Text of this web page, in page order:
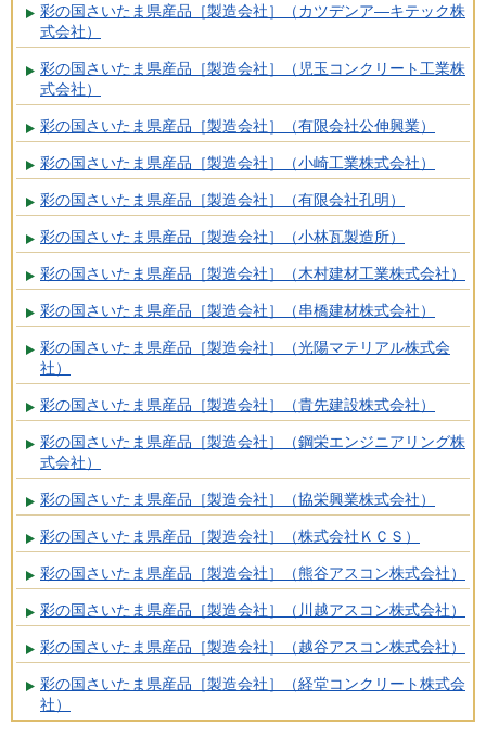
彩の国さいたま県産品［製造会社］（カツデンア―キテック株
式会社）
彩の国さいたま県産品［製造会社］（児玉コンクリート工業株
式会社）
彩の国さいたま県産品［製造会社］（有限会社公伸興業）
彩の国さいたま県産品［製造会社］（小崎工業株式会社）
彩の国さいたま県産品［製造会社］（有限会社孔明）
彩の国さいたま県産品［製造会社］（小林瓦製造所）
彩の国さいたま県産品［製造会社］（木村建材工業株式会社）
彩の国さいたま県産品［製造会社］（串橋建材株式会社）
彩の国さいたま県産品［製造会社］（光陽マテリアル株式会
社）
彩の国さいたま県産品［製造会社］（貴先建設株式会社）
彩の国さいたま県産品［製造会社］（鋼栄エンジニアリング株
式会社）
彩の国さいたま県産品［製造会社］（協栄興業株式会社）
彩の国さいたま県産品［製造会社］（株式会社ＫＣＳ）
彩の国さいたま県産品［製造会社］（熊谷アスコン株式会社）
彩の国さいたま県産品［製造会社］（川越アスコン株式会社）
彩の国さいたま県産品［製造会社］（越谷アスコン株式会社）
彩の国さいたま県産品［製造会社］（経堂コンクリート株式会
社）